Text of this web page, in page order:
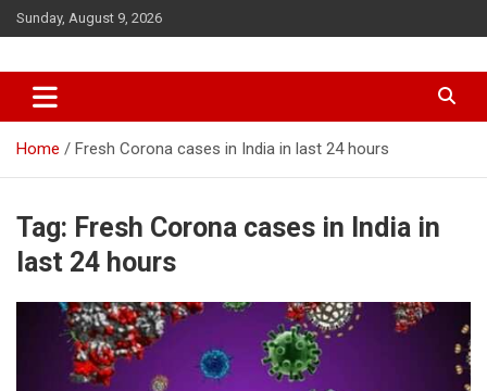
Skip
to
Sunday, August 9, 2026
Home Fresh Corona cases in India in last 24 hours
Tag: Fresh Corona cases in India in
last 24 hours